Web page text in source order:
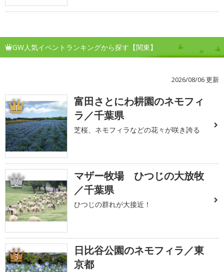
GW人気イベントランキングから探す【関東】
2026/08/06 更新
1
富田さとにわ耕園のネモフィ
ラ／千葉県
芝桜、ネモフィラなどの花々が咲き誇る
2
マザー牧場 ひつじの大放牧
／千葉県
ひつじの群れが大接近！
3
日比谷公園のネモフィラ／東
京都